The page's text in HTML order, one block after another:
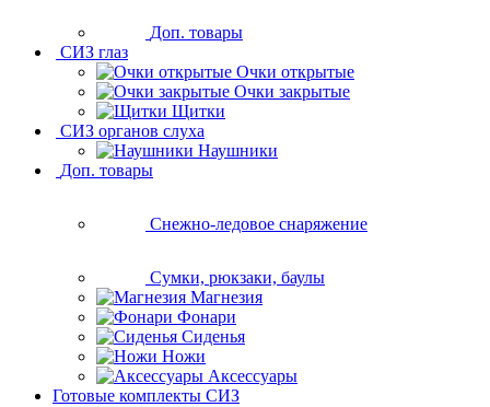
Доп. товары
СИЗ глаз
Очки открытые
Очки закрытые
Щитки
СИЗ органов слуха
Наушники
Доп. товары
Снежно-ледовое снаряжение
Сумки, рюкзаки, баулы
Магнезия
Фонари
Сиденья
Ножи
Аксессуары
Готовые комплекты СИЗ